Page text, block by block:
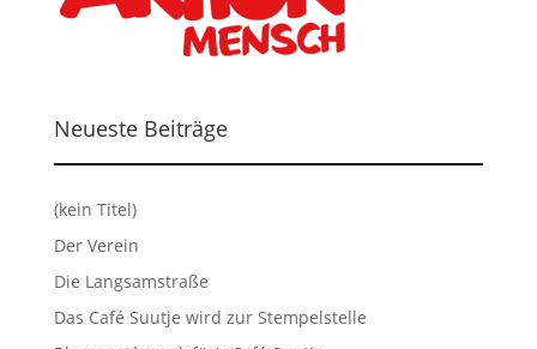
Neueste Beiträge
(kein Titel)
Der Verein
Die Langsamstraße
Das Café Suutje wird zur Stempelstelle